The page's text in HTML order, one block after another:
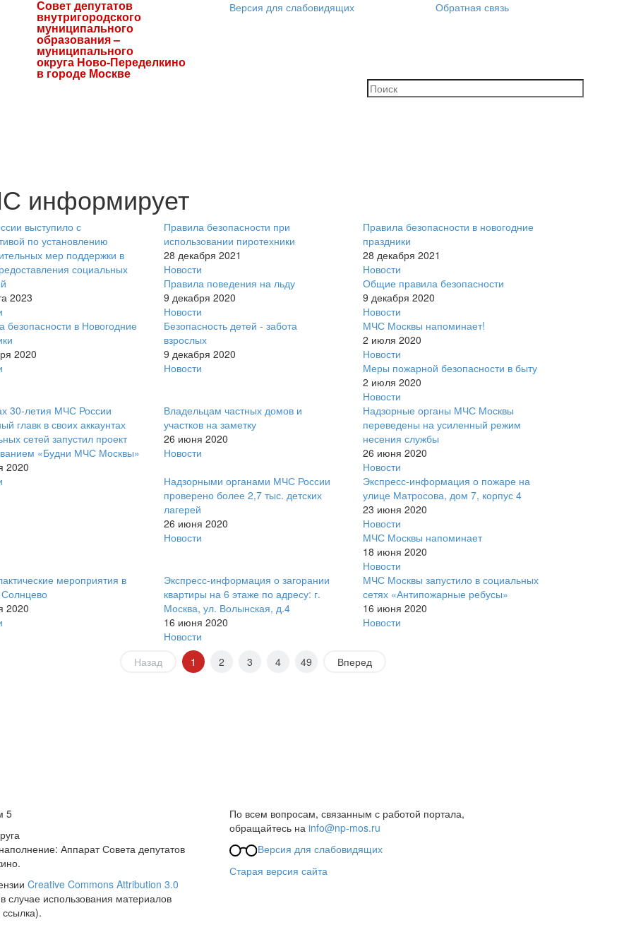
Совет депутатов
внутригородского
муниципального
образования –
муниципального
округа Ново-Переделкино
в городе Москве
Версия для слабовидящих Обратная связь
информирует
выступило с
по установлению
мер поддержки в
социальных
2023
Правила безопасности при
использовании пиротехники
28 декабря 2021
Новости
Правила безопасности в новогодние
праздники
28 декабря 2021
Новости
Правила поведения на льду
9 декабря 2020
Новости
Общие правила безопасности
9 декабря 2020
Новости
безопасности в Новогодние
2020
Безопасность детей - забота
взрослых
9 декабря 2020
Новости
МЧС Москвы напоминает!
2 июля 2020
Новости
Меры пожарной безопасности в быту
2 июля 2020
Новости
30-летия МЧС России
главк в своих аккаунтах
сетей запустил проект
«Будни МЧС Москвы»
2020
Владельцам частных домов и
участков на заметку
26 июня 2020
Новости
Надзорные органы МЧС Москвы
переведены на усиленный режим
несения службы
26 июня 2020
Новости
Надзорными органами МЧС России
проверено более 2,7 тыс. детских
лагерей
26 июня 2020
Новости
Экспресс-информация о пожаре на
улице Матросова, дом 7, корпус 4
23 июня 2020
Новости
МЧС Москвы напоминает
18 июня 2020
Новости
мероприятия в
2020
Экспресс-информация о загорании
квартиры на 6 этаже по адресу: г.
Москва, ул. Волынская, д.4
16 июня 2020
Новости
МЧС Москвы запустило в социальных
сетях «Антипожарные ребусы»
16 июня 2020
Новости
Назад 1 2 3 4 49 Вперед
5
Аппарат Совета депутатов
Creative Commons Attribution 3.0
случае использования материалов
ссылка).
По всем вопросам, связанным с работой портала,
обращайтесь на info@np-mos.ru
Версия для слабовидящих
Старая версия сайта